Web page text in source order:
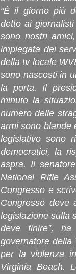
“È il giorno più
detto ai
sono nostri
impiegata dei
della tv locale
sono nascosti in
la porta. Il
minuto la
numero delle
armi sono blande
legislativo sono
democratici, la
aspra. Il
National Rifle
Congresso e
Congresso deve
legislazione sulla
deve finire”,
governatore della
per la violenza
Virginia Beach.